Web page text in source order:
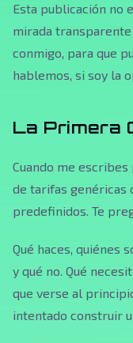
Esta publicación no
mirada
conmigo, para que
hablemos, si soy la
La Primera
Cuando me
de tarifas genéricas
predefinidos. Te
Qué haces, quiénes
y qué no. Qué
que verse al
intentado construir